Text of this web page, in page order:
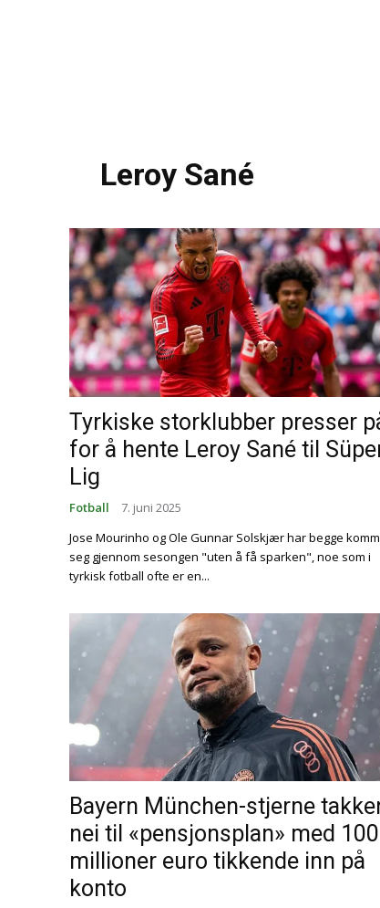
Leroy Sané
Tyrkiske storklubber presser
for å hente Leroy Sané til
Lig
Fotball 7. juni 2025
Jose Mourinho og Ole Gunnar Solskjær har begge
seg gjennom sesongen "uten å få sparken", noe som i
tyrkisk fotball ofte er en...
Bayern München-stjerne
nei til «pensjonsplan» med 100
millioner euro tikkende inn på
konto